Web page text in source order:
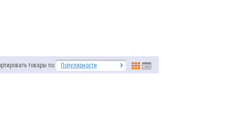
товары по Популярности